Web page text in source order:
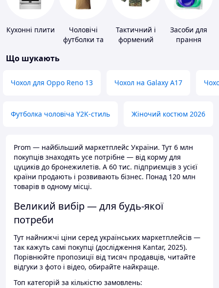
Кухонні плити
Чоловічі
футболки та
Тактичний і
формений
Засоби для
прання
Що шукають
Чохол для Oppo Reno 13 Чохол на Galaxy A17
Футболка чоловіча Y2K-стиль Жіночий костюм 2026
Prom — найбільший маркетплейс України. Тут 6 млн
покупців знаходять усе потрібне — від корму для
цуциків до бронежилетів. А 60 тис. підприємців з усієї
країни продають і розвивають бізнес. Понад 120 млн
товарів в одному місці.
Великий вибір — для будь-якої
потреби
Тут найнижчі ціни серед українських маркетплейсів —
так кажуть самі покупці (дослідження Kantar, 2025).
Порівнюйте пропозиції від тисяч продавців, читайте
відгуки з фото і відео, обирайте найкраще.
Топ категорій за кількістю замовлень: